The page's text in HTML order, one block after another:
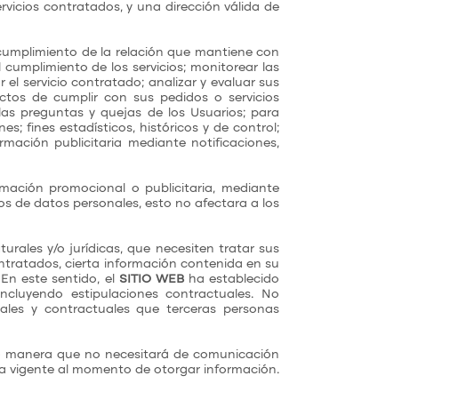
contratados, y una dirección válida de
de la relación que mantiene con
de los servicios; monitorear las
servicio contratado; analizar y evaluar sus
de cumplir con sus pedidos o servicios
preguntas y quejas de los Usuarios; para
fines estadísticos, históricos y de control;
publicitaria mediante notificaciones,
promocional o publicitaria, mediante
de datos personales, esto no afectara a los
y/o jurídicas, que necesiten tratar sus
cierta información contenida en su
este sentido, el SITIO WEBha establecido
estipulaciones contractuales. No
y contractuales que terceras personas
manera que no necesitará de comunicación
vigente al momento de otorgar información.